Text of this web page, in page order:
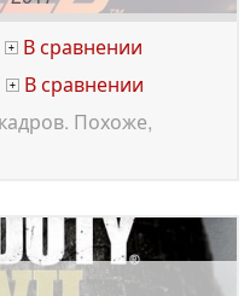
+
В сравнении
+
В сравнении
Похоже,